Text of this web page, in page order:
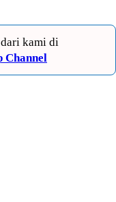
kami di
Channel